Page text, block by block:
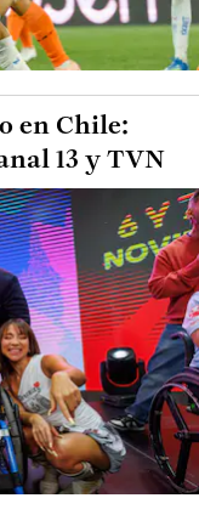
en Chile:
13 y TVN